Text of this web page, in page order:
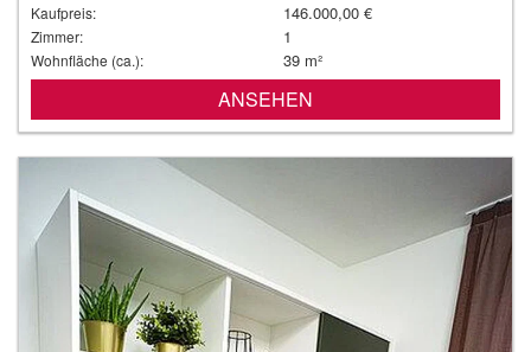
Kaufpreis:
146.000,00 €
Zimmer: 1
Wohnfläche (ca.): 39 m²
ANSEHEN